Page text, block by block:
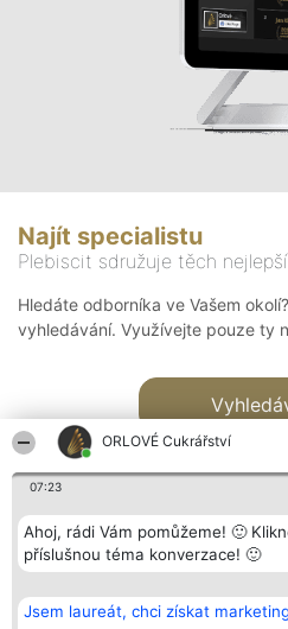
ORLOVÉ Cukrářství
07:23
Ahoj, rádi Vám pomůžeme! 🙂
příslušnou téma konverzace! 🙂
Jsem laureát, chci získat
Najít specialistu
Plebiscit sdružuje těch
Hledáte odborníka ve Vašem
vyhledávání. Využívejte pouze ty
Bright Side Solutions sp. z o.
o. sp. k.
Vítězové
Seznam